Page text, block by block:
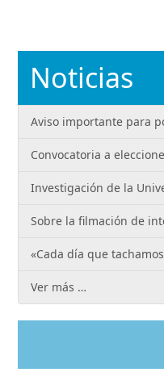
Noticias
Aviso importante para
Convocatoria a
Investigación de la
Sobre la filmación de
«Cada día que
Ver más …